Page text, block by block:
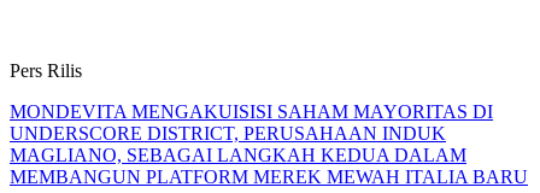
Pers Rilis
MONDEVITA MENGAKUISISI SAHAM MAYORITAS DI
UNDERSCORE DISTRICT, PERUSAHAAN INDUK
MAGLIANO, SEBAGAI LANGKAH KEDUA DALAM
MEMBANGUN PLATFORM MEREK MEWAH ITALIA BARU